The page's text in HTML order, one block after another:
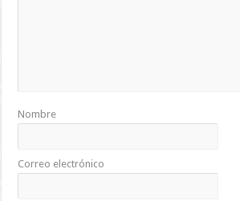
Nombre
Correo electrónico